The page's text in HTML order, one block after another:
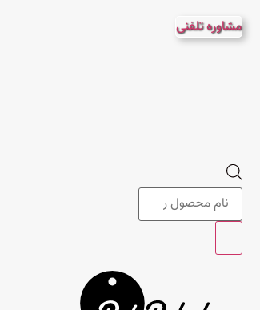
محتوا
مشاوره تلفنی
Products
search